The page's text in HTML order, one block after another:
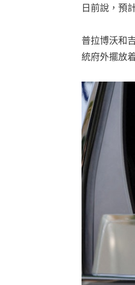
日前說，預
普拉博沃和
統府外擺放